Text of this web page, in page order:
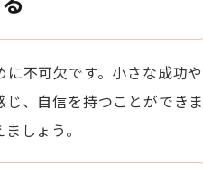
不可欠です。小さな成功や
、自信を持つことができま
しょう。